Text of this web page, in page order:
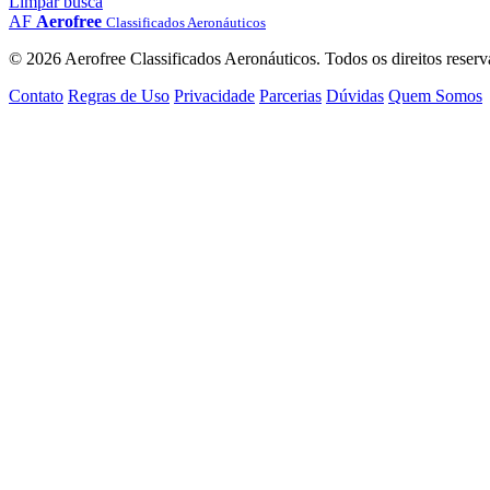
AF Aerofree Classificados Aeronáuticos
© 2026 Aerofree Classificados Aeronáuticos. Todos os direitos
Contato Regras de Uso Privacidade Parcerias Dúvidas Quem Somos